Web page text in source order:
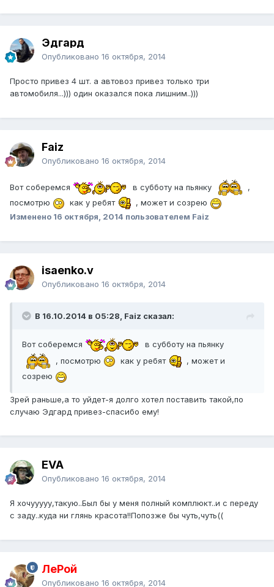
Эдгард
Опубликовано 16 октября, 2014
Просто привез 4 шт. а автовоз привез только три
автомобиля...))) один оказался пока лишним..)))
Faiz
Опубликовано 16 октября, 2014
Вот соберемся в субботу на пьянку
,
посмотрю
как у ребят
, может и созрею
Изменено 16 октября, 2014 пользователем Faiz
isaenko.v
Опубликовано 16 октября, 2014
В 16.10.2014 в 05:28, Faiz сказал:
Вот соберемся
в субботу на пьянку
, посмотрю
как у ребят
, может и
созрею
Зрей раньше,а то уйдет-я долго хотел поставить такой,по
случаю Эдгард привез-спасибо ему!
EVA
Опубликовано 16 октября, 2014
Я хочууууу,такую..Был бы у меня полный комплюкт..и с переду
с заду..куда ни глянь красота!!Попозже бы чуть,чуть((
ЛеРой
Опубликовано 16 октября, 2014